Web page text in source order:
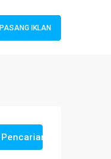
PASANG IKLAN
Pencarian